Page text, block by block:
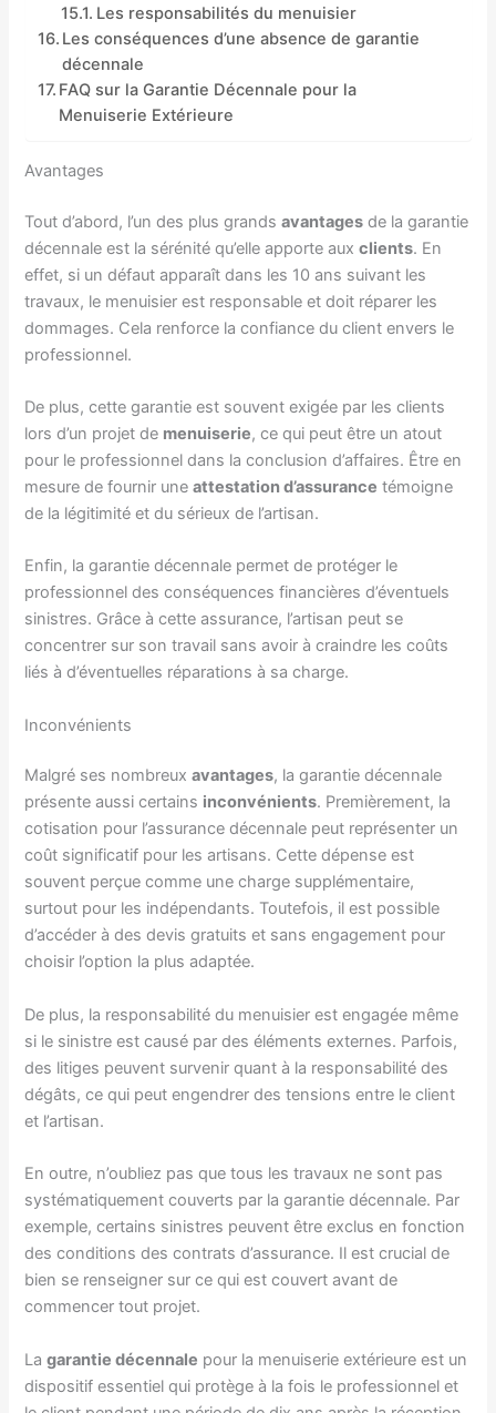
Les responsabilités du menuisier
Les conséquences d’une absence de garantie
décennale
FAQ sur la Garantie Décennale pour la
Menuiserie Extérieure
Avantages
Tout d’abord, l’un des plus grandsavantages de la garantie
décennale est la sérénité qu’elle apporte auxclients. En
effet, si un défaut apparaît dans les 10 ans suivant les
travaux, le menuisier est responsable et doit réparer les
dommages. Cela renforce la confiance du client envers le
professionnel.
De plus, cette garantie est souvent exigée par les clients
lors d’un projet de menuiserie, ce qui peut être un atout
pour le professionnel dans la conclusion d’affaires. Être en
mesure de fournir uneattestation d’assurance témoigne
de la légitimité et du sérieux de l’artisan.
Enfin, la garantie décennale permet de protéger le
professionnel des conséquences financières d’éventuels
sinistres. Grâce à cette assurance, l’artisan peut se
concentrer sur son travail sans avoir à craindre les coûts
liés à d’éventuelles réparations à sa charge.
Inconvénients
Malgré ses nombreuxavantages, la garantie décennale
présente aussi certains inconvénients. Premièrement, la
cotisation pour l’assurance décennale peut représenter un
coût significatif pour les artisans. Cette dépense est
souvent perçue comme une charge supplémentaire,
surtout pour les indépendants. Toutefois, il est possible
d’accéder à des devis gratuits et sans engagement pour
choisir l’option la plus adaptée.
De plus, la responsabilité du menuisier est engagée même
si le sinistre est causé par des éléments externes. Parfois,
des litiges peuvent survenir quant à la responsabilité des
dégâts, ce qui peut engendrer des tensions entre le client
et l’artisan.
En outre, n’oubliez pas que tous les travaux ne sont pas
systématiquement couverts par la garantie décennale. Par
exemple, certains sinistres peuvent être exclus en fonction
des conditions des contrats d’assurance. Il est crucial de
bien se renseigner sur ce qui est couvert avant de
commencer tout projet.
Lagarantie décennale pour la menuiserie extérieure est un
dispositif essentiel qui protège à la fois le professionnel et